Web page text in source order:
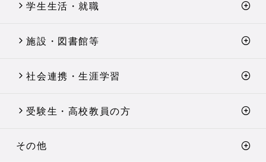
学生生活・就職
施設・図書館等
社会連携・生涯学習
受験生・高校教員の方
その他